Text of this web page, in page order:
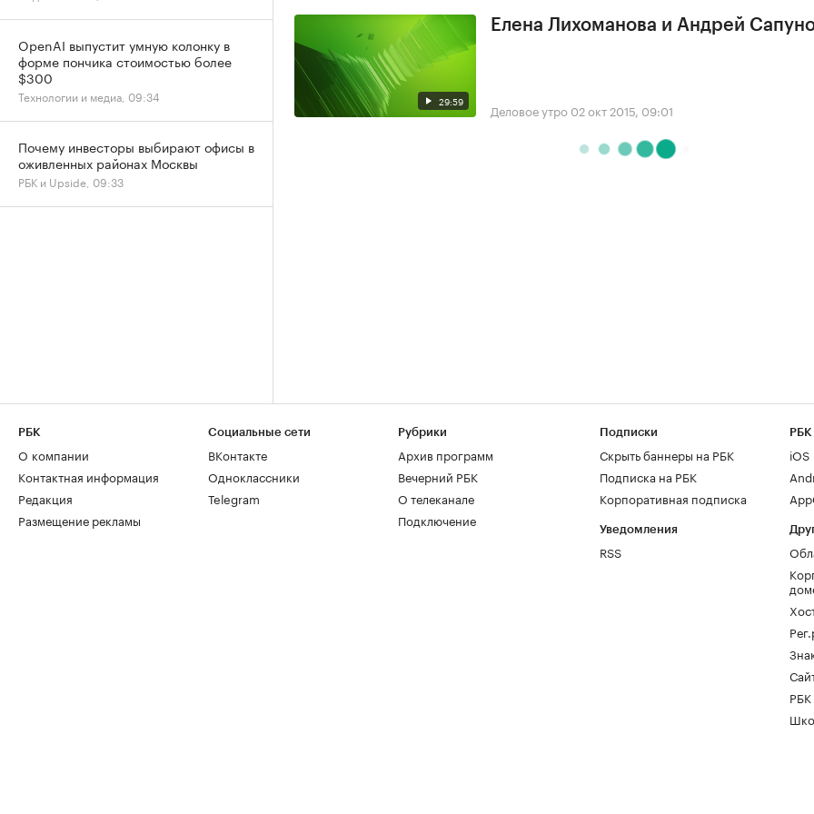
29:59
Елена Лихоманова и Андрей
Деловое утро 02 окт 2015, 09:01
OpenAI выпустит умную колонку в
форме пончика стоимостью более
$300
Технологии и медиа, 09:34
Почему инвесторы выбирают офисы в
оживленных районах Москвы
РБК и Upside, 09:33
РБК
О компании
Контактная информация
Редакция
Размещение рекламы
Социальные сети
ВКонтакте
Одноклассники
Telegram
Рубрики
Архив программ
Вечерний РБК
О телеканале
Подключение
Подписки
Скрыть баннеры на РБК
Подписка на РБК
Корпоративная подписка
Уведомления
RSS
РБК
iOS